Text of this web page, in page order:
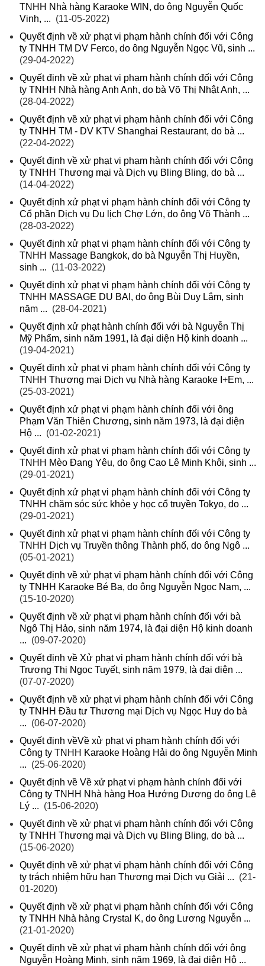
TNHH Nhà hàng Karaoke WIN, do ông Nguyễn Quốc
Vinh, ... (11-05-2022)
Quyết định về xử phạt vi phạm hành chính đối với Công
ty TNHH TM DV Ferco, do ông Nguyễn Ngọc Vũ, sinh ...
(29-04-2022)
Quyết định về xử phạt vi phạm hành chính đối với Công
ty TNHH Nhà hàng Anh Anh, do bà Võ Thị Nhật Anh, ...
(28-04-2022)
Quyết định về xử phạt vi phạm hành chính đối với Công
ty TNHH TM - DV KTV Shanghai Restaurant, do bà ...
(22-04-2022)
Quyết định về xử phạt vi phạm hành chính đối với Công
ty TNHH Thương mại và Dịch vụ Bling Bling, do bà ...
(14-04-2022)
Quyết định xử phạt vi phạm hành chính đối với Công ty
Cổ phần Dịch vụ Du lịch Chợ Lớn, do ông Võ Thành ...
(28-03-2022)
Quyết định xử phạt vi phạm hành chính đối với Công ty
TNHH Massage Bangkok, do bà Nguyễn Thị Huyền,
sinh ... (11-03-2022)
Quyết định xử phạt vi phạm hành chính đối với Công ty
TNHH MASSAGE DU BAI, do ông Bùi Duy Lắm, sinh
năm ... (28-04-2021)
Quyết định xử phạt hành chính đối với bà Nguyễn Thị
Mỹ Phẩm, sinh năm 1991, là đại diện Hộ kinh doanh ...
(19-04-2021)
Quyết định xử phạt vi phạm hành chính đối với Công ty
TNHH Thương mại Dịch vụ Nhà hàng Karaoke I+Em, ...
(25-03-2021)
Quyết định xử phạt vi phạm hành chính đối với ông
Phạm Văn Thiên Chương, sinh năm 1973, là đại diện
Hộ ... (01-02-2021)
Quyết định xử phạt vi phạm hành chính đối với Công ty
TNHH Mèo Đang Yêu, do ông Cao Lê Minh Khôi, sinh ...
(29-01-2021)
Quyết định xử phạt vi phạm hành chính đối với Công ty
TNHH chăm sóc sức khỏe y học cổ truyền Tokyo, do ...
(29-01-2021)
Quyết định xử phạt vi phạm hành chính đối với Công ty
TNHH Dịch vụ Truyền thông Thành phố, do ông Ngô ...
(05-01-2021)
Quyết định về xử phạt vi phạm hành chính đối với Công
ty TNHH Karaoke Bé Ba, do ông Nguyễn Ngọc Nam, ...
(15-10-2020)
Quyết định về xử phạt vi phạm hành chính đối với bà
Ngô Thị Hảo, sinh năm 1974, là đại diện Hộ kinh doanh
... (09-07-2020)
Quyết định về Xử phạt vi phạm hành chính đối với bà
Trương Thị Ngọc Tuyết, sinh năm 1979, là đại diện ...
(07-07-2020)
Quyết định về xử phạt vi phạm hành chính đối với Công
ty TNHH Đầu tư Thương mại Dịch vụ Ngọc Huy do bà
... (06-07-2020)
Quyết định vềVề xử phạt vi phạm hành chính đối với
Công ty TNHH Karaoke Hoàng Hải do ông Nguyễn Minh
... (25-06-2020)
Quyết định về Về xử phạt vi phạm hành chính đối với
Công ty TNHH Nhà hàng Hoa Hướng Dương do ông Lê
Lý ... (15-06-2020)
Quyết định về xử phạt vi phạm hành chính đối với Công
ty TNHH Thương mại và Dịch vụ Bling Bling, do bà ...
(15-06-2020)
Quyết định về xử phạt vi phạm hành chính đối với Công
ty trách nhiệm hữu hạn Thương mại Dịch vụ Giải ... (21-
01-2020)
Quyết định về xử phạt vi phạm hành chính đối với Công
ty TNHH Nhà hàng Crystal K, do ông Lương Nguyễn ...
(21-01-2020)
Quyết định về xử phạt vi phạm hành chính đối với ông
Nguyễn Hoàng Minh, sinh năm 1969, là đại diện Hộ ...